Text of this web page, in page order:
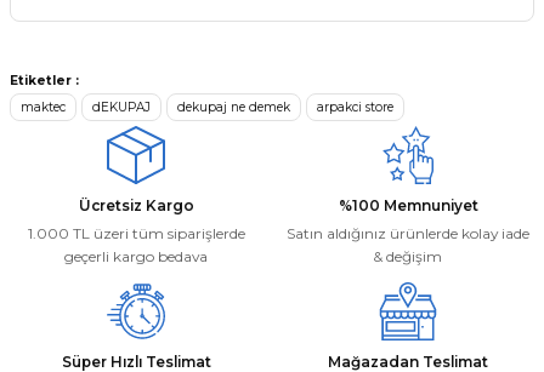
Ürün açıklamasında eksik bilgiler bulunuyor.
Ürün bilgilerinde hatalar bulunuyor.
Ürün fiyatı diğer sitelerden daha pahalı.
Bu ürüne benzer farklı alternatifler olmalı.
verin, size ulaşamıyorum.
Deneyimini Paylaş
Etiketler :
maktec
dEKUPAJ dekupaj ne demek arpakci store
Ücretsiz Kargo
1.000 TL üzeri tüm siparişlerde
geçerli kargo bedava
%100 Memnuniyet
Satın aldığınız ürünlerde kolay iade
& değişim
Süper Hızlı Teslimat
Mağazadan Teslimat